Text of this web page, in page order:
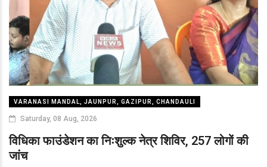
VARANASI MANDAL, JAUNPUR, GAZIPUR, CHANDAULI
Saturday, 08 Aug, 2026
विधिका फाउंडेशन का निःशुल्क नेत्र शिविर, 257 लोगों की
जांच